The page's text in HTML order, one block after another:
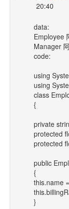
20:40
data:
Employee
Manager
code:
using
using
class
{
private
protected
protected
public
{
this.name
}